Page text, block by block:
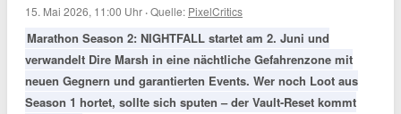
15. Mai 2026, 11:00 Uhr ·Quelle: PixelCritics
Marathon Season 2: NIGHTFALL startet am 2. Juni und
verwandelt Dire Marsh in eine nächtliche Gefahrenzone mit
neuen Gegnern und garantierten Events. Wer noch Loot aus
Season 1 hortet, sollte sich sputen – der Vault-Reset kommt